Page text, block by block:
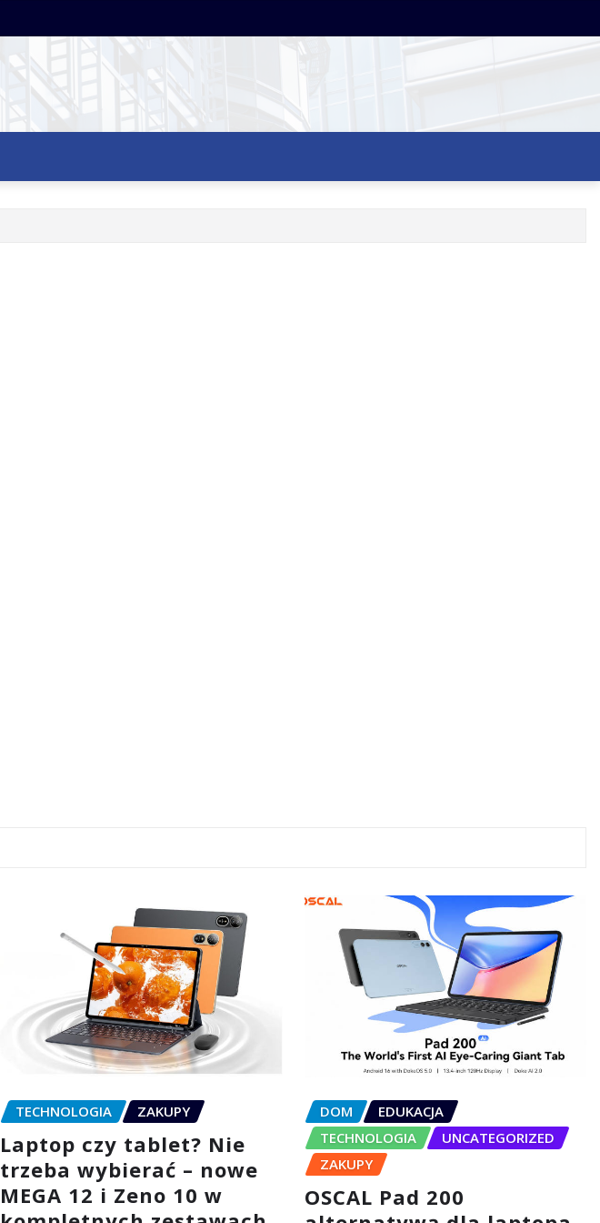
TECHNOLOGIA ZAKUPY
Laptop czy tablet? Nie
trzeba wybierać – nowe
MEGA 12 i Zeno 10 w
DOM
EDUKACJA
TECHNOLOGIA
UNCATEGORIZED
ZAKUPY
OSCAL Pad 200